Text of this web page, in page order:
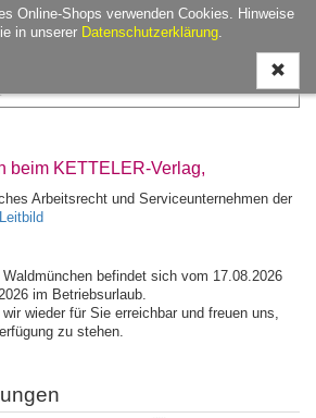
Online-Shops verwenden Cookies. Hinweise
in unserer Datenschutzerklärung.
ein-/
beim KETTELER-Verlag,
Arbeitsrecht und Serviceunternehmen der
befindet sich vom 17.08.2026
im Betriebsurlaub.
wieder für Sie erreichbar und freuen uns,
zu stehen.